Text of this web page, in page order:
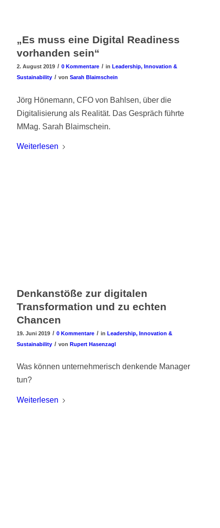
„Es muss eine Digital Readiness
vorhanden sein“
2. August 2019 / 0 Kommentare / in Leadership, Innovation &
Sustainability / von Sarah Blaimschein
Jörg Hönemann, CFO von Bahlsen, über die
Digitalisierung als Realität. Das Gespräch führte
MMag. Sarah Blaimschein.
Weiterlesen
Denkanstöße zur digitalen
Transformation und zu echten
Chancen
19. Juni 2019 / 0 Kommentare / in Leadership, Innovation &
Sustainability / von Rupert Hasenzagl
Was können unternehmerisch denkende Manager
tun?
Weiterlesen